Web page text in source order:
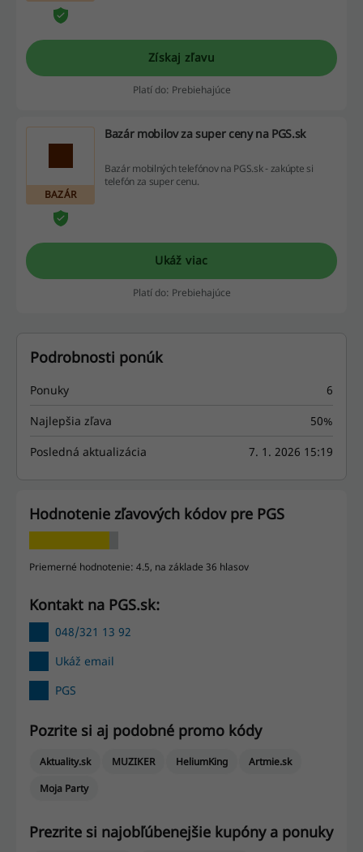
Získaj zľavu
Platí do: Prebiehajúce
BAZÁR
Bazár mobilov za super ceny na PGS.sk
Bazár mobilných telefónov na PGS.sk - zakúpte si
telefón za super cenu.
Ukáž viac
Platí do: Prebiehajúce
Podrobnosti ponúk
Ponuky
6
Najlepšia zľava
50%
Posledná aktualizácia
7. 1. 2026 15:19
Hodnotenie zľavových kódov pre PGS
Priemerné hodnotenie: 4.5, na základe 36 hlasov
Kontakt na PGS.sk:
048/321 13 92
Ukáž email
PGS
Pozrite si aj podobné promo kódy
Aktuality.sk MUZIKER HeliumKing
Artmie.sk
Moja Party
Prezrite si najobľúbenejšie kupóny a ponuky